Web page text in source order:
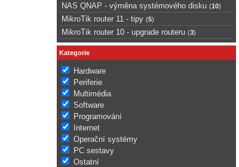
NAS QNAP - výměna systémového disku (10)
MikroTik router 11 - tipy (5)
MikroTik router 10 - upgrade routeru (3)
Kategorie
Hardware
Periferie
Multimédia
Software
Programování
Internet
Operační systémy
PC sestavy
Ostatní